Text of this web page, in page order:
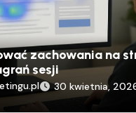
zachowania na
sesji
30 kwietnia,